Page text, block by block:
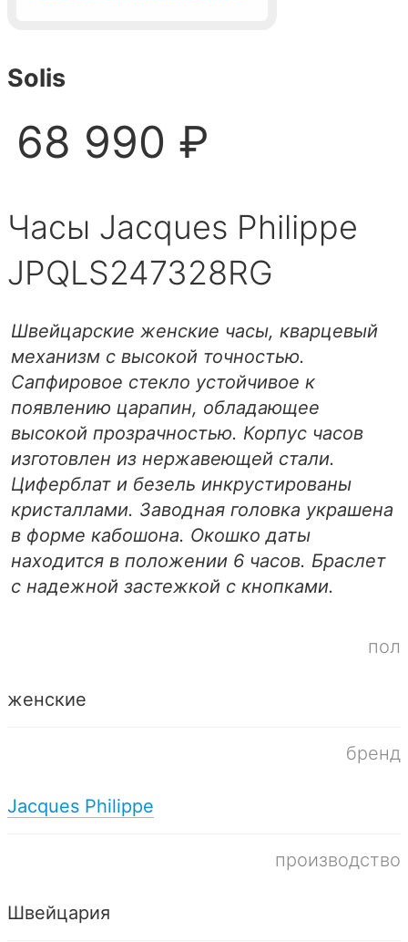
Solis
68 990 ₽
Часы Jacques Philippe
JPQLS247328RG
Швейцарские женские часы, кварцевый
механизм с высокой точностью.
Сапфировое стекло устойчивое к
появлению царапин, обладающее
высокой прозрачностью. Корпус часов
изготовлен из нержавеющей стали.
Циферблат и безель инкрустированы
кристаллами. Заводная головка украшена
в форме кабошона. Окошко даты
находится в положении 6 часов. Браслет
с надежной застежкой с кнопками.
пол
женские
бренд
Jacques Philippe
производство
Швейцария